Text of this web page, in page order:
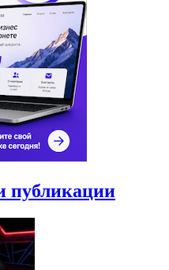
публикации